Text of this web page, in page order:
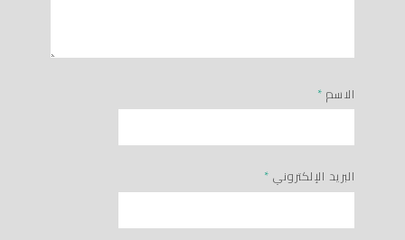
الاسم *
البريد الإلكتروني *